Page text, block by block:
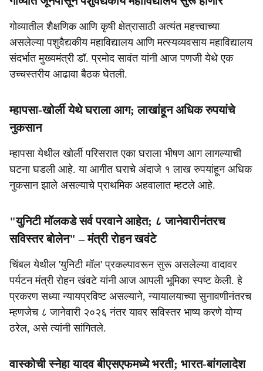
गोव्यातील शैक्षणिक आणि कृषी क्षेत्रासाठी अत्यंत महत्त्वाच्या
असलेल्या पशुवैद्यकीय महाविद्यालय आणि मत्स्यव्यवसाय महाविद्यालय
संदर्भात मुख्यमंत्री डॉ. प्रमोद सावंत यांनी आज पणजी येथे एक
उच्चस्तरीय आढावा बैठक घेतली.
म्हापसा-खोर्ली येथे घराला आग; लाखांहून अधिक रुपयांचे
नुकसान
म्हापसा येथील खोर्ली परिसरात एका घराला भीषण आग लागल्याची
घटना घडली आहे. या आगीत घराचे अंदाजे १ लाख रुपयांहून अधिक
नुकसान झाले असल्याचे प्राथमिक अहवालात म्हटले आहे.
"युनिटी मॉलकडे सर्व परवाने आहेत; ८ जानेवारीनंतरच
सविस्तर बोलेन" – मंत्री रोहन खवंटे
चिंबल येथील 'युनिटी मॉल' प्रकल्पावरून सुरू असलेल्या वादावर
पर्यटन मंत्री रोहन खंवटे यांनी आज आपली भूमिका स्पष्ट केली. हे
प्रकरण सध्या न्यायप्रविष्ट असल्याने, न्यायालयाच्या सुनावणीनंतरच
म्हणजेच ८ जानेवारी २०२६ नंतर यावर सविस्तर भाष्य करणे योग्य
ठरेल, असे त्यांनी सांगितले.
वास्कोची स्नेहा यादव बीएसएफमध्ये भरती; भारत-बांगलादेश